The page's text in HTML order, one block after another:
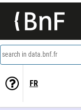
search in data.bnf.fr
FR